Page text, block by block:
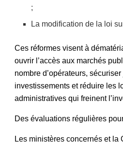
;
La modification de la loi
Ces réformes visent à
ouvrir l’accès aux marchés
nombre d’opérateurs,
investissements et réduire les
administratives qui freinent
Des évaluations régulières
Les ministères concernés et la